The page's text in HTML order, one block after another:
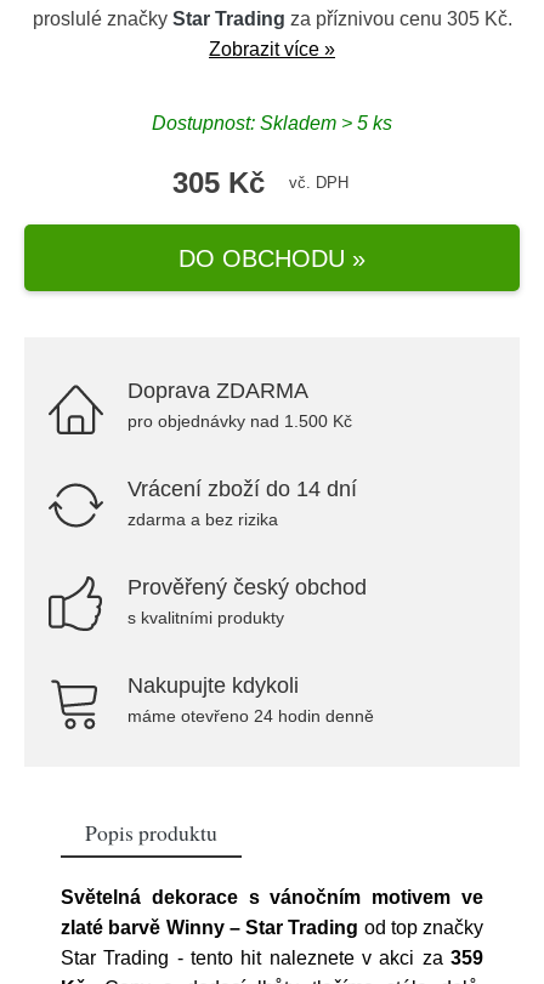
proslulé značky Star Trading za příznivou cenu 305 Kč.
Zobrazit více »
Dostupnost: Skladem > 5 ks
305 Kč vč. DPH
DO OBCHODU »
Doprava ZDARMA
pro objednávky nad 1.500 Kč
Vrácení zboží do 14 dní
zdarma a bez rizika
Prověřený český obchod
s kvalitními produkty
Nakupujte kdykoli
máme otevřeno 24 hodin denně
Popis produktu
Světelná dekorace s vánočním motivem ve
zlaté barvě Winny – Star Trading od top značky
Star Trading - tento hit naleznete v akci za359